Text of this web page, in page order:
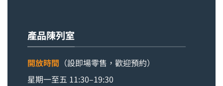
產品陳列室
開放時間 （設即場零售，歡迎預約）
星期一至五 11:30–19:30